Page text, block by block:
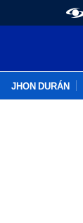
JHON DURÁN